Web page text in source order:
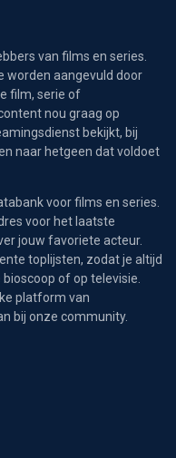
van films en series.
worden aangevuld door
film, serie of
nou graag op
bekijkt, bij
naar hetgeen dat voldoet
voor films en series.
voor het laatste
jouw favoriete acteur.
toplijsten, zodat je altijd
of op televisie.
platform van
bij onze community.